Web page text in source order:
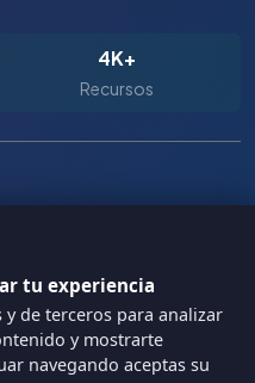
tu experiencia
de terceros para analizar
y mostrarte
navegando aceptas su
4K+
Recursos
Universidad ICESI